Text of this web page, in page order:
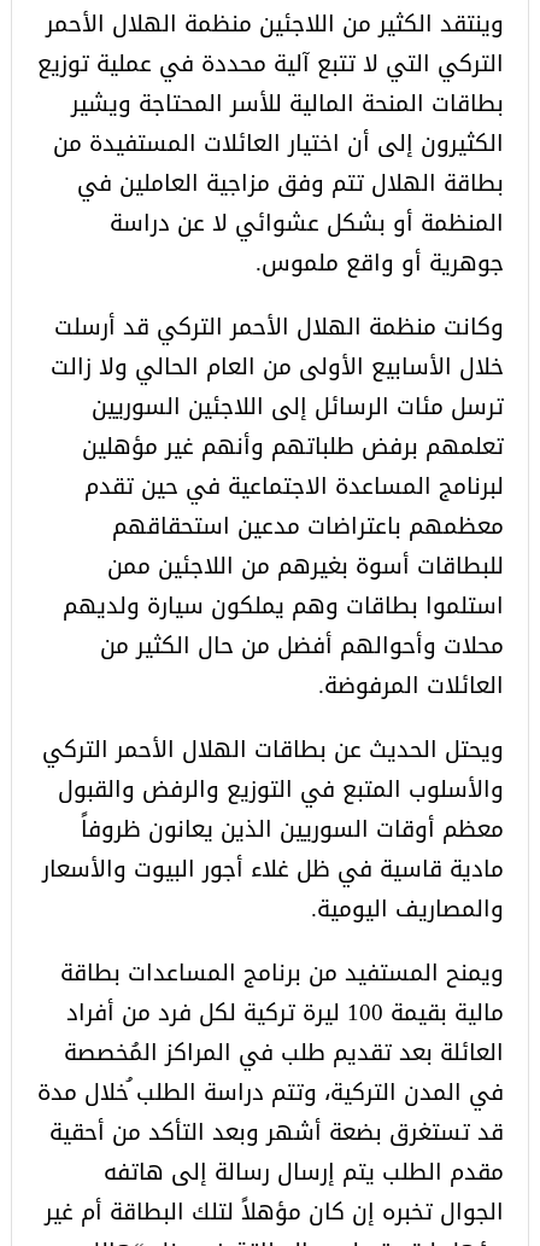
وينتقد الكثير من اللاجئين منظمة الهلال الأحمر
التركي التي لا تتبع آلية محددة في عملية توزيع
بطاقات المنحة المالية للأسر المحتاجة ويشير
الكثيرون إلى أن اختيار العائلات المستفيدة من
بطاقة الهلال تتم وفق مزاجية العاملين في
المنظمة أو بشكل عشوائي لا عن دراسة
جوهرية أو واقع ملموس.
وكانت منظمة الهلال الأحمر التركي قد أرسلت
خلال الأسابيع الأولى من العام الحالي ولا زالت
ترسل مئات الرسائل إلى اللاجئين السوريين
تعلمهم برفض طلباتهم وأنهم غير مؤهلين
لبرنامج المساعدة الاجتماعية في حين تقدم
معظمهم باعتراضات مدعين استحقاقهم
للبطاقات أسوة بغيرهم من اللاجئين ممن
استلموا بطاقات وهم يملكون سيارة ولديهم
محلات وأحوالهم أفضل من حال الكثير من
العائلات المرفوضة.
ويحتل الحديث عن بطاقات الهلال الأحمر التركي
والأسلوب المتبع في التوزيع والرفض والقبول
معظم أوقات السوريين الذين يعانون ظروفاً
مادية قاسية في ظل غلاء أجور البيوت والأسعار
والمصاريف اليومية.
ويمنح المستفيد من برنامج المساعدات بطاقة
مالية بقيمة 100 ليرة تركية لكل فرد من أفراد
العائلة بعد تقديم طلب في المراكز المُخصصة
في المدن التركية، وتتم دراسة الطلب ُخلال مدة
قد تستغرق بضعة أشهر وبعد التأكد من أحقية
مقدم الطلب يتم إرسال رسالة إلى هاتفه
الجوال تخبره إن كان مؤهلاً لتلك البطاقة أم غير